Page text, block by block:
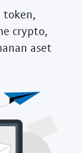
crypto,
aset